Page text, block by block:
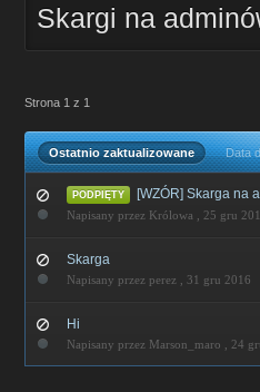
Skargi na
Strona 1 z 1
Ostatnio zaktualizowane Data
PODPIĘTY [WZÓR] Skarga na
Napisany przez Królowa , 25 gru
Skarga
Napisany przez perez , 31 gru 2016
Hi
Napisany przez Marson_maro , 24